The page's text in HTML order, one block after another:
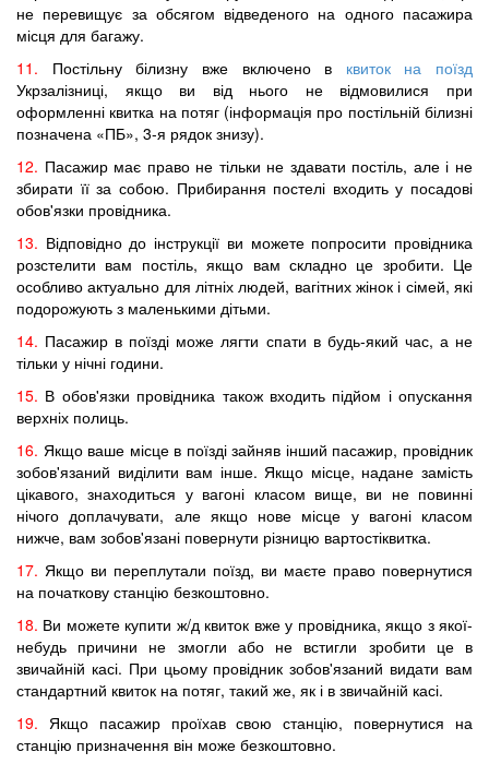
не перевищує за обсягом відведеного на одного пасажира
місця для багажу.
11. Постільну білизну вже включено в квиток на поїзд
Укрзалізниці, якщо ви від нього не відмовилися при
оформленні квитка на потяг (інформація про постільній білизні
позначена «ПБ», 3-я рядок знизу).
12. Пасажир має право не тільки не здавати постіль, але і не
збирати її за собою. Прибирання постелі входить у посадові
обов'язки провідника.
13. Відповідно до інструкції ви можете попросити провідника
розстелити вам постіль, якщо вам складно це зробити. Це
особливо актуально для літніх людей, вагітних жінок і сімей, які
подорожують з маленькими дітьми.
14. Пасажир в поїзді може лягти спати в будь-який час, а не
тільки у нічні години.
15. В обов'язки провідника також входить підйом і опускання
верхніх полиць.
16. Якщо ваше місце в поїзді зайняв інший пасажир, провідник
зобов'язаний виділити вам інше. Якщо місце, надане замість
цікавого, знаходиться у вагоні класом вище, ви не повинні
нічого доплачувати, але якщо нове місце у вагоні класом
нижче, вам зобов'язані повернути різницю вартостіквитка.
17. Якщо ви переплутали поїзд, ви маєте право повернутися
на початкову станцію безкоштовно.
18. Ви можете купити ж/д квиток вже у провідника, якщо з якої-
небудь причини не змогли або не встигли зробити це в
звичайній касі. При цьому провідник зобов'язаний видати вам
стандартний квиток на потяг, такий же, як і в звичайній касі.
19. Якщо пасажир проїхав свою станцію, повернутися на
станцію призначення він може безкоштовно.